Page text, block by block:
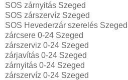
SOS zárnyitás Szeged
SOS zárszervíz Szeged
SOS Hevederzár szerelés Szeged
zárcsere 0-24 Szeged
zárszerviz 0-24 Szeged
zárjavítás 0-24 Szeged
zárnyitás 0-24 Szeged
zárszervíz 0-24 Szeged